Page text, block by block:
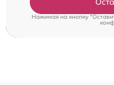
Нажимая на кнопку